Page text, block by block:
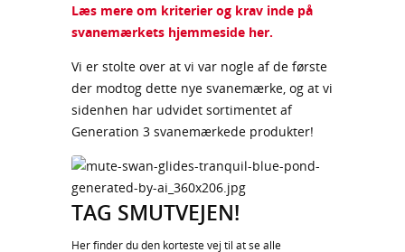
Læs mere om kriterier og krav inde på
svanemærkets hjemmeside her.
Vi er stolte over at vi var nogle af de første
der modtog dette nye svanemærke, og at vi
sidenhen har udvidet sortimentet af
Generation 3 svanemærkede produkter!
TAG SMUTVEJEN!
Her finder du den korteste vej til at se alle